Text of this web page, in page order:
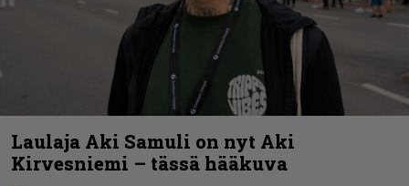
Laulaja Aki Samuli on nyt Aki
Kirvesniemi – tässä hääkuva